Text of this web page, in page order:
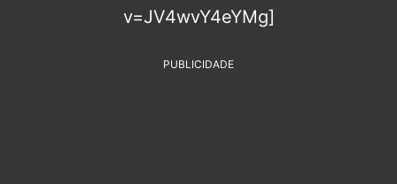
v=JV4wvY4eYMg]
PUBLICIDADE